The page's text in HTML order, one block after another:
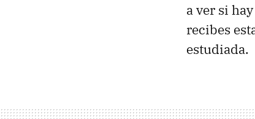
a ver si
recibes
estudiada.